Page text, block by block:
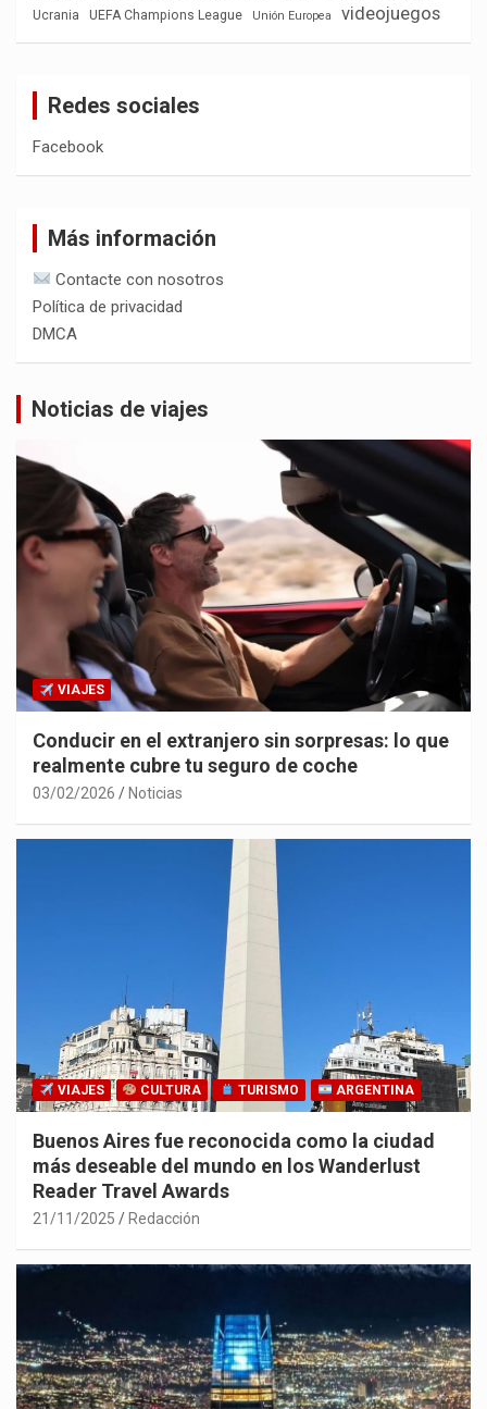
Ucrania
UEFA Champions League Unión Europea videojuegos
Redes sociales
Facebook
Más información
Contacte con nosotros
Política de privacidad
DMCA
Noticias de viajes
VIAJES
Conducir en el extranjero sin sorpresas: lo que
realmente cubre tu seguro de coche
03/02/2026 Noticias
VIAJES CULTURA TURISMO ARGENTINA
Buenos Aires fue reconocida como la ciudad
más deseable del mundo en los Wanderlust
Reader Travel Awards
21/11/2025 Redacción